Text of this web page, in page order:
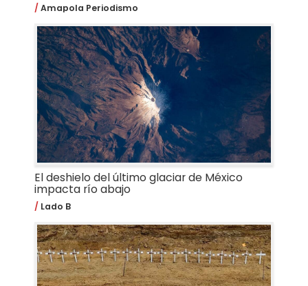
Amapola Periodismo
El deshielo del último glaciar de México
impacta río abajo
Lado B